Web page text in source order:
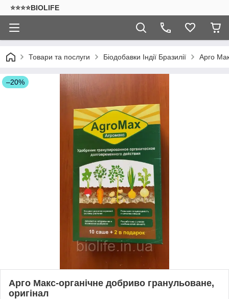
⭐⭐⭐⭐BIOLIFE
Товари та послуги Біодобавки Індії Бразилії Арго
–20%
Арго Макс-органічне добриво гранульоване,
оригінал